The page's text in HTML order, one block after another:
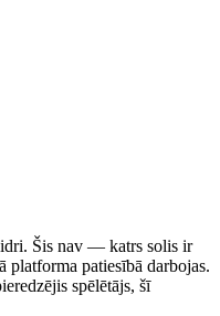
Šis nav — katrs solis ir
platforma patiesībā darbojas.
spēlētājs, šī